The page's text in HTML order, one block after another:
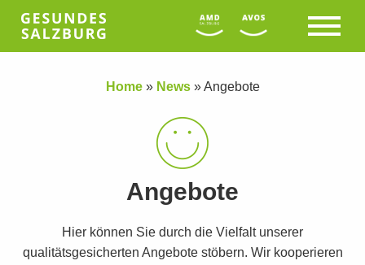
Home» News»Angebote
Angebote
Hier können Sie durch die Vielfalt unserer
qualitätsgesicherten Angebote stöbern. Wir kooperieren